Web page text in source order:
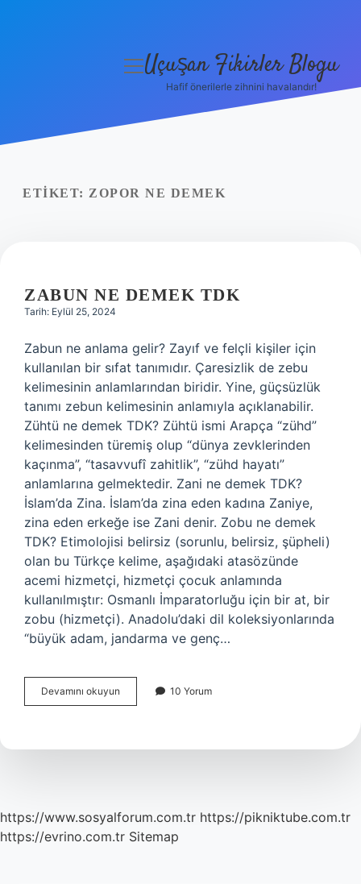
Yasal Uyarı
menüyü
Uçuşan Fikirler Blogu
Hafif önerilerle zihnini havalandır!
ETIKET: ZOPOR NE DEMEK
ZABUN NE DEMEK TDK
Tarih: Eylül 25, 2024
Zabun ne anlama gelir? Zayıf ve felçli kişiler için
kullanılan bir sıfat tanımıdır. Çaresizlik de zebu
kelimesinin anlamlarından biridir. Yine, güçsüzlük
tanımı zebun kelimesinin anlamıyla açıklanabilir.
Zühtü ne demek TDK? Zühtü ismi Arapça “zühd”
kelimesinden türemiş olup “dünya zevklerinden
kaçınma”, “tasavvufî zahitlik”, “zühd hayatı”
anlamlarına gelmektedir. Zani ne demek TDK?
İslam’da Zina. İslam’da zina eden kadına Zaniye,
zina eden erkeğe ise Zani denir. Zobu ne demek
TDK? Etimolojisi belirsiz (sorunlu, belirsiz, şüpheli)
olan bu Türkçe kelime, aşağıdaki atasözünde
acemi hizmetçi, hizmetçi çocuk anlamında
kullanılmıştır: Osmanlı İmparatorluğu için bir at, bir
zobu (hizmetçi). Anadolu’daki dil koleksiyonlarında
“büyük adam, jandarma ve genç…
Devamını okuyun
Ne
10 Yorum
https://www.sosyalforum.com.tr https://pikniktube.com.tr
https://evrino.com.tr Sitemap